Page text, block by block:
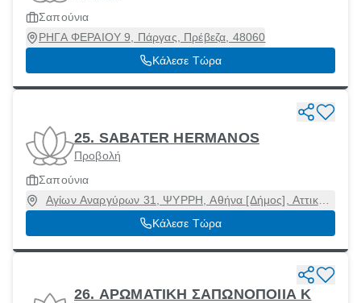
Σαπούνια
ΡΗΓΑ ΦΕΡΑΙΟΥ 9, Πάργας, Πρέβεζα, 48060
Κάλεσε Τώρα
25. SABATER HERMANOS
Προβολή
Σαπούνια
Αγίων Αναργύρων 31, ΨΥΡΡΗ, Αθήνα [Δήμος], Αττική,
10554
Κάλεσε Τώρα
26. ΑΡΩΜΑΤΙΚΗ ΣΑΠΩΝΟΠΟΙΙΑ Κ